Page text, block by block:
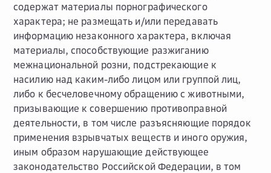
содержат материалы порнографического
характера; не размещать и/или передавать
информацию незаконного характера, включая
материалы, способствующие разжиганию
межнациональной розни, подстрекающие к
насилию над каким-либо лицом или группой лиц,
либо к бесчеловечному обращению с животными,
призывающие к совершению противоправной
деятельности, в том числе разъясняющие порядок
применения взрывчатых веществ и иного оружия,
иным образом нарушающие действующее
законодательство Российской Федерации, в том